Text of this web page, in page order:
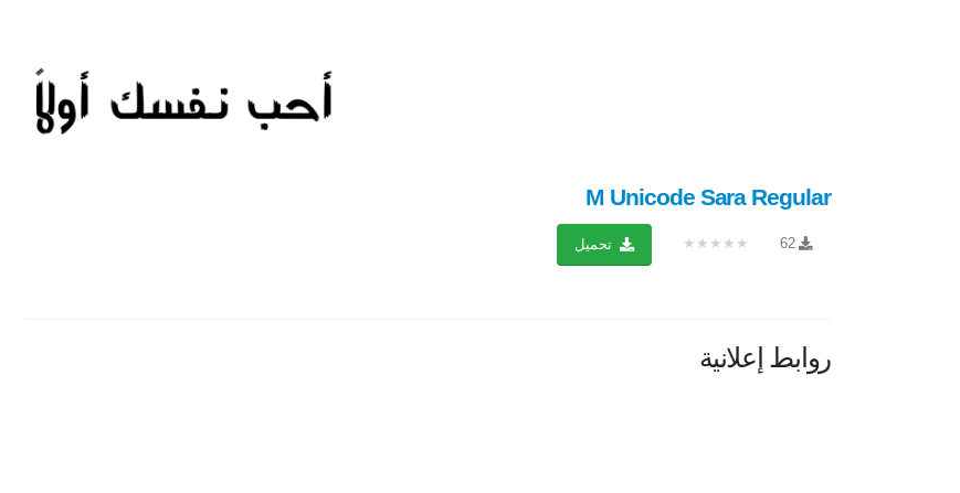
M Unicode Sara Regular
62
★★★★★ تحميل
روابط إعلانية